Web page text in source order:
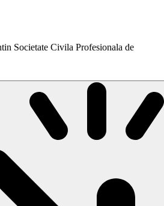
Societate Civila Profesionala de